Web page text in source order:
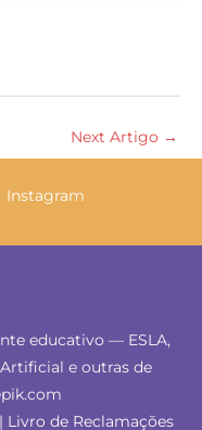
Next Artigo →
Instagram
educativo — ESLA,
e outras de
| Livro de Reclamações